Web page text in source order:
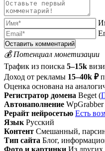
💰 Потенциал монетизации
Трафик из поиска 5–15k
Доход от рекламы 15–40k ₽
Оценка основана на
Регистратор домена Beget (
Автонаполнение WpGrabber
Рерайт нейросетью Есть
Язык Русский
Контент Смешанный,
Тип сайта Блог,
Фото и картинки Из других